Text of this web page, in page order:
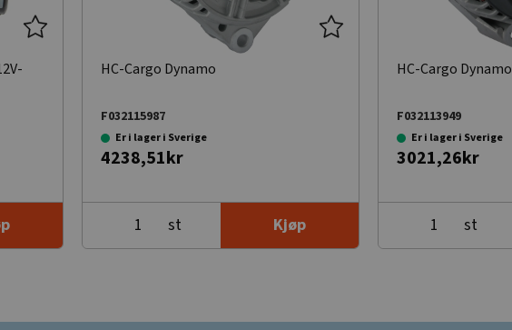
HC-Cargo Dynamo
F032115987
Er i lager i Sverige
4238,51kr
st Kjøp
HC-Cargo Dynamo
F032113949
Er i lager i Sverige
3021,26kr
st